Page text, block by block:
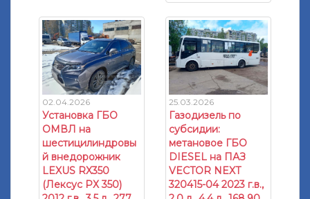
02.04.2026
Установка ГБО
ОМВЛ на
шестицилиндровы
й внедорожник
LEXUS RX350
(Лексус РХ 350)
25.03.2026
Газодизель по
субсидии:
метановое ГБО
DIESEL на ПАЗ
VECTOR NEXT
320415-04 2023 г.в.,